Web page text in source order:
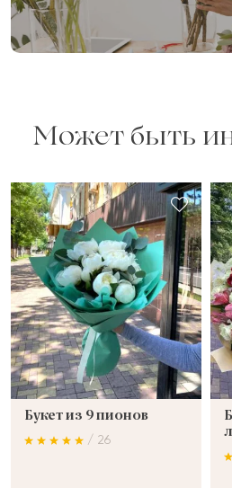
Может быть
Букет из 9 пионов
/ 26